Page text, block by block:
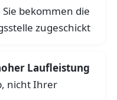
Sie bekommen die
zugeschickt
Laufleistung
nicht Ihrer